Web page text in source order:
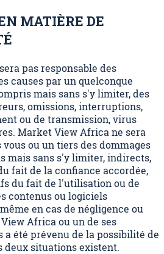
MATIÈRE DE
pas responsable des
causes par un quelconque
mais sans s'y limiter, des
omissions, interruptions,
ou de transmission, virus
Market View Africa ne sera
ou un tiers des dommages
mais sans s'y limiter, indirects,
fait de la confiance accordée,
du fait de l'utilisation ou de
contenus ou logiciels
en cas de négligence ou
Africa ou un de ses
été prévenu de la possibilité de
deux situations existent.